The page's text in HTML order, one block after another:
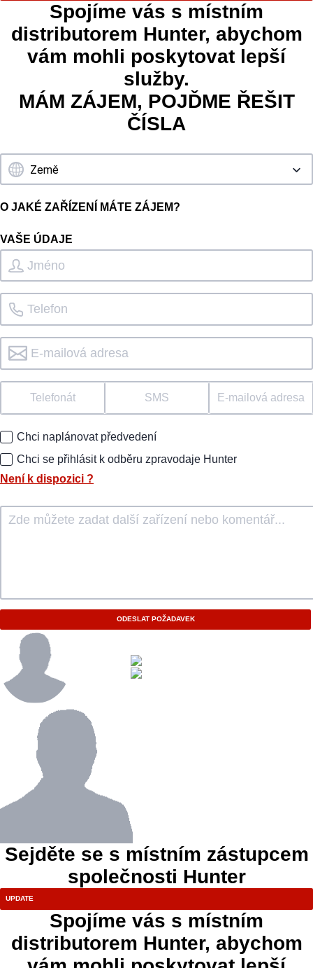
Spojíme vás s místním
distributorem Hunter, abychom
vám mohli poskytovat lepší
služby.
MÁM ZÁJEM, POJĎME ŘEŠIT
ČÍSLA
O JAKÉ ZAŘÍZENÍ MÁTE ZÁJEM?
VAŠE ÚDAJE
Telefonát SMS E-mailová adresa
Chci naplánovat předvedení
Chci se přihlásit k odběru zpravodaje Hunter
Není k dispozici ?
ODESLAT POŽADAVEK
Sejděte se s místním zástupcem
společnosti Hunter
Spojíme vás s místním
distributorem Hunter, abychom